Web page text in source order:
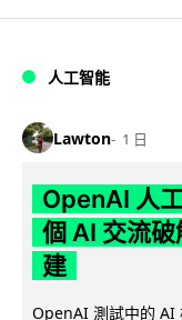
人工智能
Lawton 1 日
OpenAI 人
個 AI 交流
建
OpenAI 測試中的 AI